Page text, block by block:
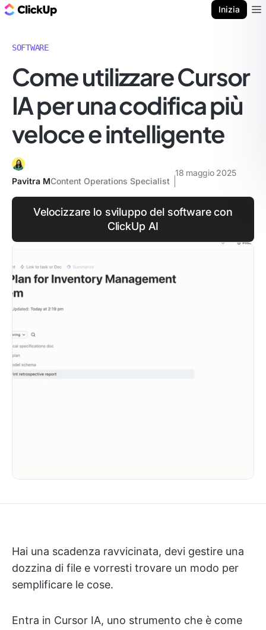
Inizia
SOFTWARE
Come utilizzare Cursor
IA per una codifica più
veloce e intelligente
Pavitra MContent Operations Specialist
18 maggio 2025
Velocizzare lo sviluppo del software con
ClickUp AI
Hai una scadenza ravvicinata, devi gestire una
dozzina di file e vorresti trovare un modo per
semplificare le cose.
Entra in Cursor IA, uno strumento che è come